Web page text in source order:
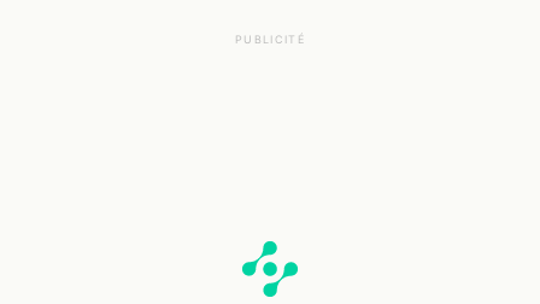
PUBLICITÉ